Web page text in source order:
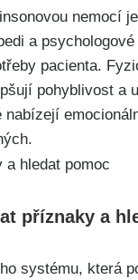
nemocí
a
pacienta.
pohyblivost a
příznaky a
systému, která